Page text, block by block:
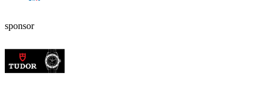
sponsor